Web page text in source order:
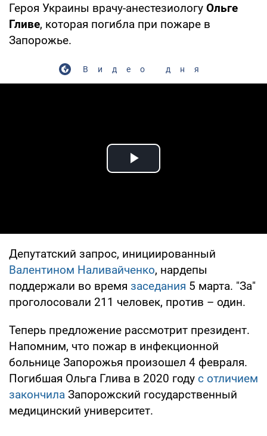
Героя Украины врачу-анестезиологу Ольге
Гливе, которая погибла при пожаре в
Запорожье.
Видео дня
Play Video
Депутатский запрос, инициированный
Валентином Наливайченко, нардепы
поддержали во время заседания 5 марта. "За"
проголосовали 211 человек, против – один.
Теперь предложение рассмотрит президент.
Напомним, что пожар в инфекционной
больнице Запорожья произошел 4 февраля.
Погибшая Ольга Глива в 2020 году с отличием
закончила Запорожский государственный
медицинский университет.